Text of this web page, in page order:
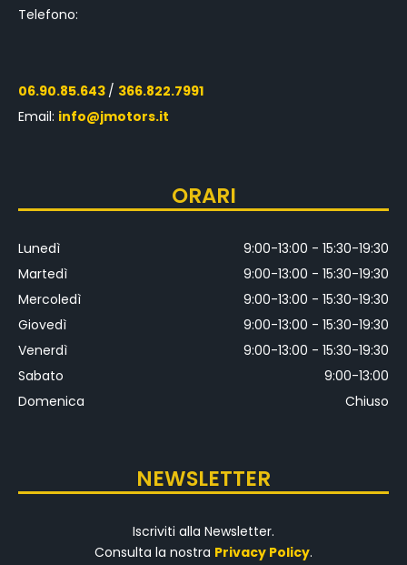
Telefono:
06.90.85.643 / 366.822.7991
Email: info@jmotors.it
ORARI
Lunedì
9:00-13:00 - 15:30-19:30
Martedì
9:00-13:00 - 15:30-19:30
Mercoledì
9:00-13:00 - 15:30-19:30
Giovedì
9:00-13:00 - 15:30-19:30
Venerdì
9:00-13:00 - 15:30-19:30
Sabato
9:00-13:00
Domenica
Chiuso
NEWSLETTER
Iscriviti alla Newsletter.
Consulta la nostra Privacy Policy.